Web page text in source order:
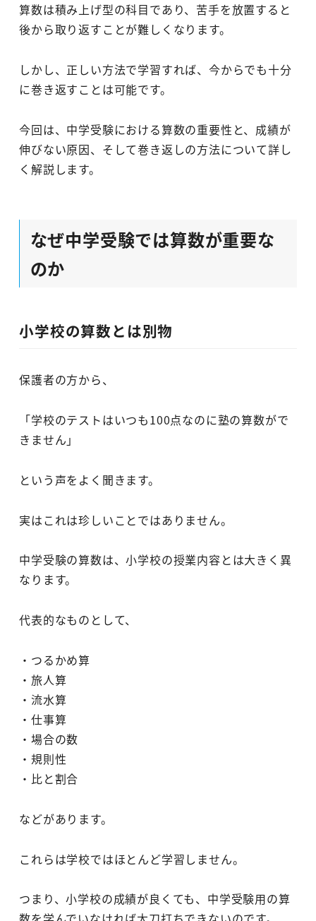
算数は積み上げ型の科目であり、苦手を放置すると
後から取り返すことが難しくなります。
しかし、正しい方法で学習すれば、今からでも十分
に巻き返すことは可能です。
今回は、中学受験における算数の重要性と、成績が
伸びない原因、そして巻き返しの方法について詳し
く解説します。
なぜ中学受験では算数が重要な
のか
小学校の算数とは別物
保護者の方から、
「学校のテストはいつも100点なのに塾の算数がで
きません」
という声をよく聞きます。
実はこれは珍しいことではありません。
中学受験の算数は、小学校の授業内容とは大きく異
なります。
代表的なものとして、
・つるかめ算
・旅人算
・流水算
・仕事算
・場合の数
・規則性
・比と割合
などがあります。
これらは学校ではほとんど学習しません。
つまり、小学校の成績が良くても、中学受験用の算